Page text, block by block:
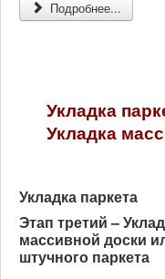
Подробнее...
Укладка
Укладка
Укладка паркета
Этап третий –
массивной доски
штучного паркета